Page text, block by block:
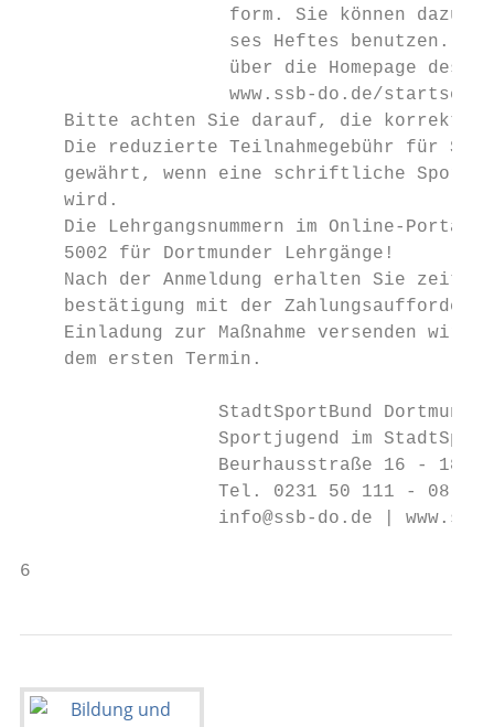
form. Sie können dazu
ses Heftes benutzen.
über die Homepage des
www.ssb-do.de/
Bitte achten Sie darauf, die korrekte
Die reduzierte Teilnahmegebühr für
gewährt, wenn eine schriftliche
    wird.
Die Lehrgangsnummern im Online-Portal
    5002 für Dortmunder Lehrgänge!
Nach der Anmeldung erhalten Sie
bestätigung mit der
Einladung zur Maßnahme versenden wir
    dem ersten Termin.
StadtSportBund Dortmund
Sportjugend im
Beurhausstraße 16 - 18 |
Tel. 0231 50 111 - 08 /
info@ssb-do.de |
6